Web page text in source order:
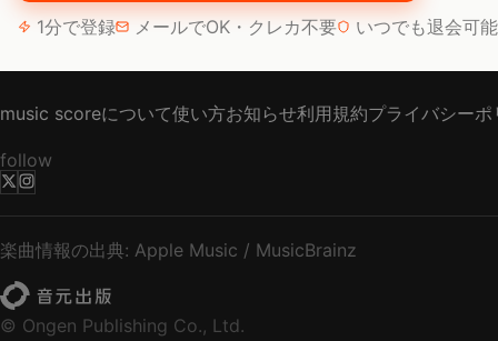
1分で登録 メールでOK・クレカ不要 いつでも退会可能
music scoreについて使い方お知らせ利用規約プライバシーポ
follow
楽曲情報の出典: Apple Music / MusicBrainz
© Ongen Publishing Co., Ltd.